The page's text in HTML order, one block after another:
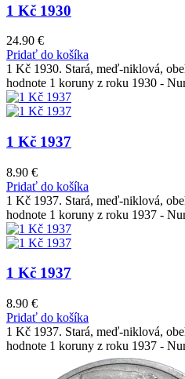
1 Kč 1930
24.90 €
Pridať do košíka
1 Kč 1930. Stará, meď-niklová,
hodnote 1 koruny z roku 1930 -
1 Kč 1937
8.90 €
Pridať do košíka
1 Kč 1937. Stará, meď-niklová,
hodnote 1 koruny z roku 1937 -
1 Kč 1937
8.90 €
Pridať do košíka
1 Kč 1937. Stará, meď-niklová,
hodnote 1 koruny z roku 1937 -